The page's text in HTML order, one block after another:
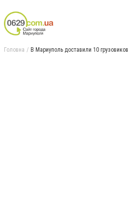
Головна В Мариуполь доставили 10